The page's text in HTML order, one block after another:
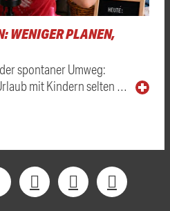
WENIGER PLANEN,
spontaner Umweg:
mit Kindern selten …